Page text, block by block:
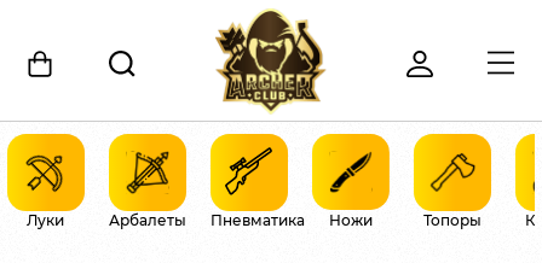
Луки Арбалеты Пневматика Ножи Топоры